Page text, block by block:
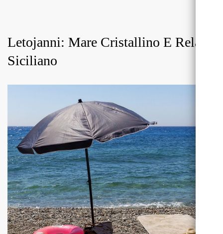
Letojanni: Mare Cristallino E Relax
Siciliano